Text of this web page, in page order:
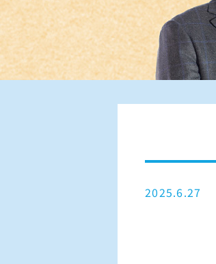
2025.6.27